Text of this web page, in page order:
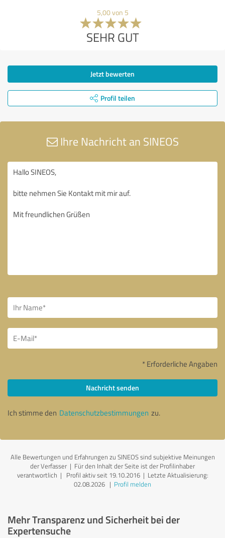
5,00 von 5
SEHR GUT
Jetzt bewerten
Profil teilen
Ihre Nachricht an SINEOS
* Erforderliche Angaben
Nachricht senden
Ich stimme den Datenschutzbestimmungen zu.
Alle Bewertungen und Erfahrungen zu SINEOS sind subjektive Meinungen
der Verfasser | Für den Inhalt der Seite ist der Profilinhaber
verantwortlich | Profil aktiv seit 19.10.2016 | Letzte Aktualisierung:
02.08.2026 | Profil melden
Mehr Transparenz und Sicherheit bei der
Expertensuche